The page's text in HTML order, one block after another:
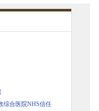
综合医院NHS信任